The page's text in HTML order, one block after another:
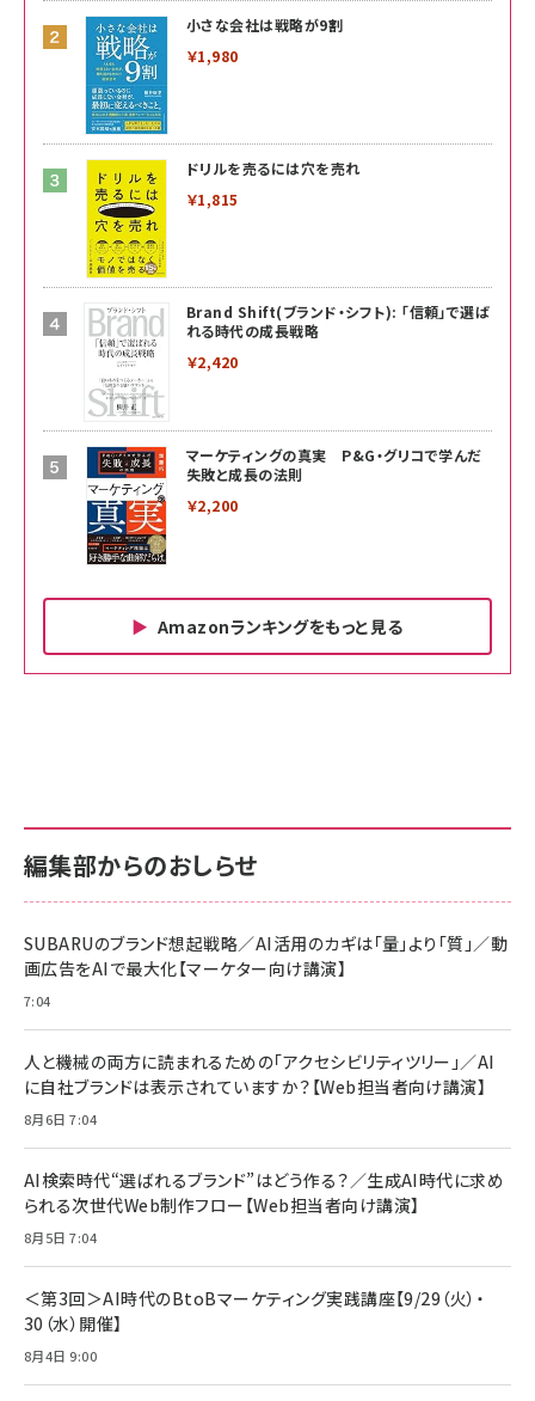
小さな会社は戦略が9割
￥1,980
ドリルを売るには穴を売れ
￥1,815
Brand Shift(ブランド・シフト): 「信頼」で選ば
れる時代の成長戦略
￥2,420
マーケティングの真実 P&G・グリコで学んだ
失敗と成長の法則
￥2,200
Amazonランキングをもっと見る
￥880
anan(アンアン)2026/06/24号 No.2500増刊
スペシャルエディション[王道エンタメの矜持／
￥1,100
年後半、あなたの恋と運命／山田涼介]
￥880
組織の成果を最大化する ルールのデザイン
サポート正規品 メーカー保証5年 KLMEA128G
NIMASO ガラスフィルム iPhone 17 用 保護フィ
すい ガイド枠付き いPhone17 (6.3インチ) 対応
2枚セット DSP25F1698
￥1,599
【New】Amazon Fire TV Stick HD | 手軽にスト
レイヤー
￥6,980
Anker Soundcore P31i (Bluetooth 6.1) 【完
全ワイヤレスイヤホン/アクティブノイズキャンセリ
ング/マルチポイント接続 / 最大50時間再生 / PSE
技術基準適合】ブラック
￥5,990
Anker PowerLine III Flow USB-C & USB-C
ケーブル Anker絡まないケーブル 240W 結束バン
ド付き USB PD対応 シリコン素材採用 iPhone
サポート正規品 メーカー保証5年 KLMEA128G
Amazon eギフトカード - Amazonロゴ - クラ
￥5,000
ケーブル Anker絡まないケーブル 240W 結束バン
17 / 16 / 15 / Galaxy iPad Pro MacBook
Pro/Air 各種対応 (1.8m ミッドナイトブラック)
￥1,890
キャンペーン】
￥4,857
編集部からのおしらせ
SUBARUのブランド想起戦略／AI活用のカギは「量」より「質」／動
画広告をAIで最大化【マーケター向け講演】
7:04
人と機械の両方に読まれるための「アクセシビリティツリー」／AI
に自社ブランドは表示されていますか？【Web担当者向け講演】
8月6日 7:04
AI検索時代“選ばれるブランド”はどう作る？／生成AI時代に求め
られる次世代Web制作フロー【Web担当者向け講演】
8月5日 7:04
＜第3回＞AI時代のBtoBマーケティング実践講座【9/29（火）・
30（水）開催】
8月4日 9:00